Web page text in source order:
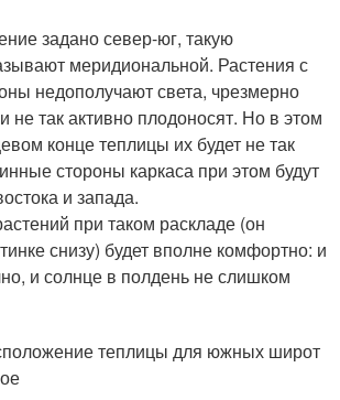
задано север-юг, такую
меридиональной. Растения с
недополучают света, чрезмерно
не так активно плодоносят. Но в этом
конце теплицы их будет не так
стороны каркаса при этом будут
и запада.
при таком раскладе (он
снизу) будет вполне комфортно: и
и солнце в полдень не слишком
теплицы для южных широт